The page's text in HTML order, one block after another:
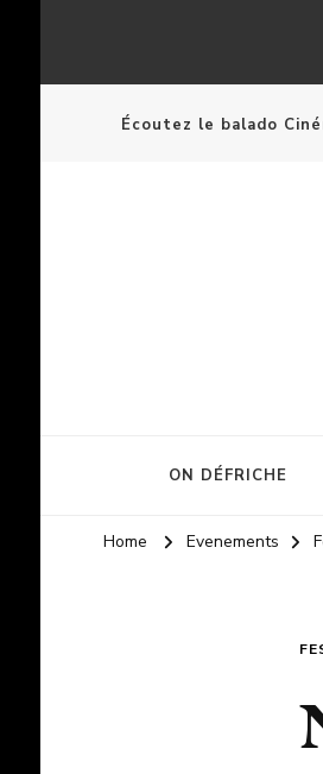
Écoutez le balado
ON DÉFRICHE
Home Evenements